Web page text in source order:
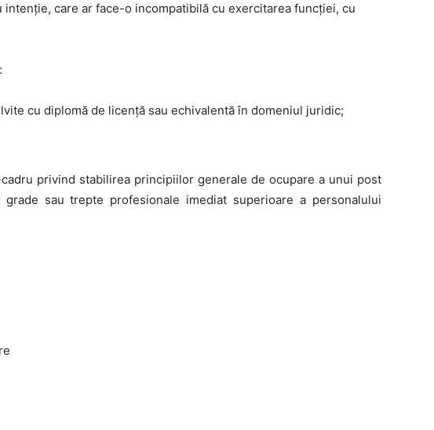
care ar face-o incompatibilă cu exercitarea funcţiei, cu
cu diplomă de licenţă sau echivalentă în domeniul juridic;
privind stabilirea principiilor generale de ocupare a unui post
sau trepte profesionale imediat superioare a personalului